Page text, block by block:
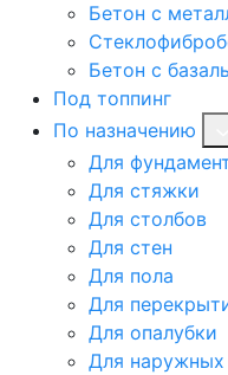
Бетон с
Бетон с
Под топпинг
По назначению
Для
Для стяжки
Для столбов
Для стен
Для пола
Для
Для опалубки
Для наружных